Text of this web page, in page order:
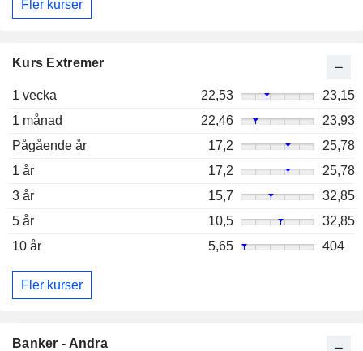
Fler kurser
Kurs Extremer
1 vecka 22,53
23,15
1 månad
22,46
23,93
Pågående år
17,2
25,78
1 år
17,2
25,78
3 år
15,7
32,85
5 år
10,5
32,85
10 år
5,65 404
Fler kurser
Banker - Andra